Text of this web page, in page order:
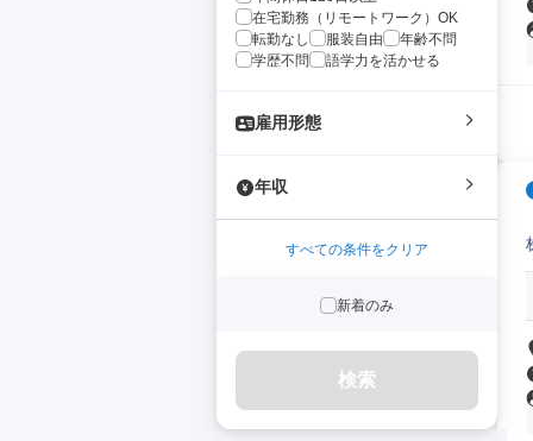
在宅勤務（リモートワーク）OK
転勤なし
服装自由
年齢不問
学歴不問
語学力を活かせる
雇用形態
年収
すべての条件をクリア
新着のみ
検索